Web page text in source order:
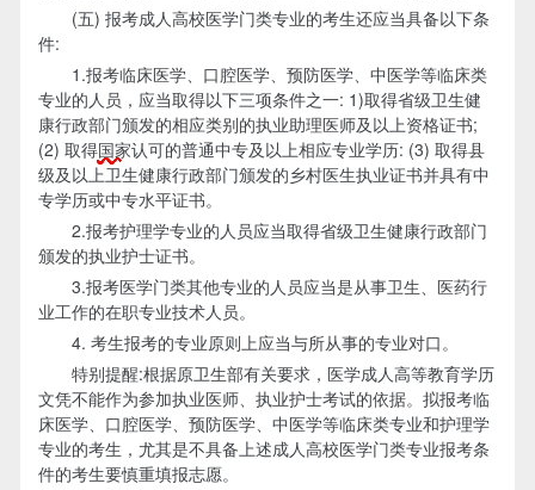
(五) 报考成人高校医学门类专业的考生还应当具备以下条
件:
1.报考临床医学、口腔医学、预防医学、中医学等临床类
专业的人员，应当取得以下三项条件之一: 1)取得省级卫生健
康行政部门颁发的相应类别的执业助理医师及以上资格证书;
(2) 取得国家认可的普通中专及以上相应专业学历: (3) 取得县
级及以上卫生健康行政部门颁发的乡村医生执业证书并具有中
专学历或中专水平证书。
2.报考护理学专业的人员应当取得省级卫生健康行政部门
颁发的执业护士证书。
3.报考医学门类其他专业的人员应当是从事卫生、医药行
业工作的在职专业技术人员。
4. 考生报考的专业原则上应当与所从事的专业对口。
特别提醒:根据原卫生部有关要求，医学成人高等教育学历
文凭不能作为参加执业医师、执业护士考试的依据。拟报考临
床医学、口腔医学、预防医学、中医学等临床类专业和护理学
专业的考生，尤其是不具备上述成人高校医学门类专业报考条
件的考生要慎重填报志愿。